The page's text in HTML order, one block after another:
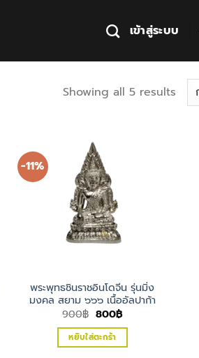
เข้าสู่ระบบ
Showing all 5 results
-11%
พระพุทธชินราชอินโดจีน รุ่นมิ่ง
มงคล สยาม ๖๖๖ เนื้ออัลปาก้า
900฿ Original
price
was:
900฿.
800฿Current
is:
800฿.
หยิบใส่ตะกร้า